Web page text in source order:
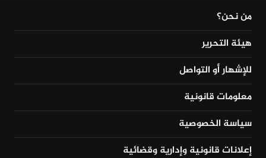
من نحن؟
هيئة التحرير
للإشهار أو التواصل
معلومات قانونية
سياسة الخصوصية
إعلانات قانونية وإدارية وقضائية